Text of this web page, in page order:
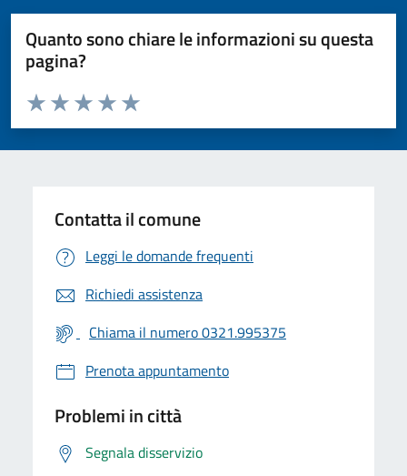
Quanto sono chiare le informazioni su questa
pagina?
Valuta da 1 a 5 stelle la pagina
Valuta 5 stelle su 5
Valuta 4 stelle su 5
Valuta 3 stelle su 5
Valuta 2 stelle su 5
Valuta 1 stelle su 5
Contatta il comune
Leggi le domande frequenti
Richiedi assistenza
Chiama il numero 0321.995375
Prenota appuntamento
Problemi in città
Segnala disservizio